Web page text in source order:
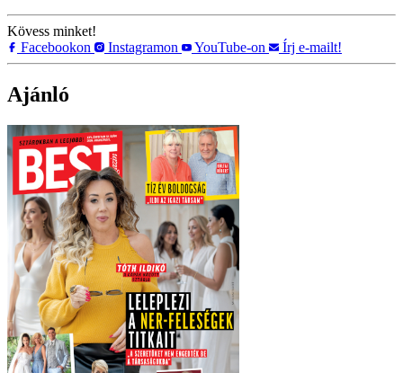
Kövess minket!
Facebookon
Instagramon YouTube-on Írj e-mailt!
Ajánló